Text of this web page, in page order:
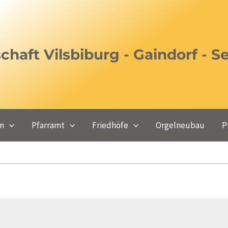
Vilsbiburg - Gaindorf -
Pfarramt Friedhöfe Orgelneubau